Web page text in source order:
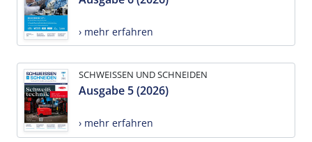
› mehr erfahren
SCHWEISSEN UND SCHNEIDEN
Ausgabe 5 (2026)
› mehr erfahren